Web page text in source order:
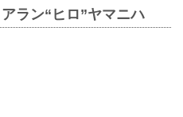
ラン“ヒロ”ヤマニハ